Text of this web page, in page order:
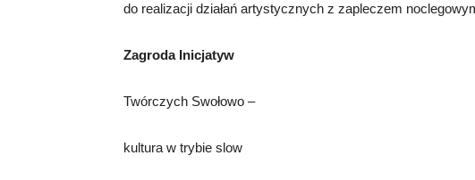
do realizacji działań artystycznych z zapleczem
Zagroda Inicjatyw
Twórczych Swołowo –
kultura w trybie slow